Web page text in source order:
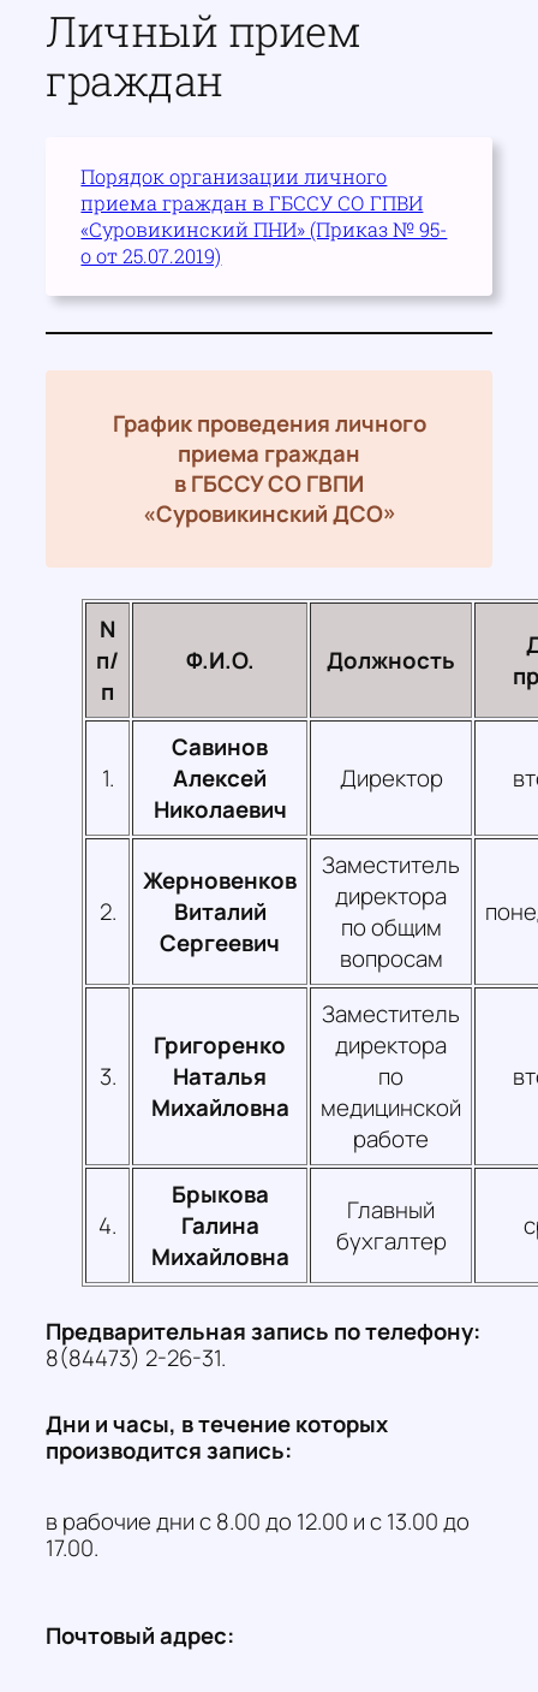
Личный прием
граждан
Порядок организации личного
приема граждан в ГБССУ СО ГПВИ
«Суровикинский ПНИ» (Приказ № 95-
о от 25.07.2019)
График проведения личного
приема граждан
в ГБССУ СО ГВПИ
«Суровикинский ДСО»
N
п/
п
Ф.И.О. Должность
1.
Савинов
Алексей
Николаевич
Директор
2.
Жерновенков
Виталий
Сергеевич
Заместитель
директора
по общим
вопросам
3.
Григоренко
Наталья
Михайловна
Заместитель
директора
по
медицинской
работе
4.
Брыкова
Галина
Михайловна
Главный
бухгалтер
Предварительная запись по телефону:
8(84473) 2-26-31.
Дни и часы, в течение которых
производится запись:
в рабочие дни с 8.00 до 12.00 и с 13.00 до
17.00.
Почтовый адрес: